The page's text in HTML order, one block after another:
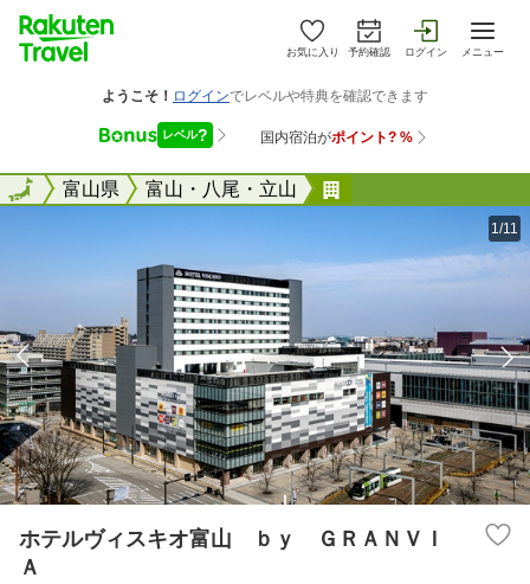
お気に入り 予約確認 ログイン メニュー
全国富山県 富山・八尾・立山
全国
1/11
ホテルヴィスキオ富山 ｂｙ ＧＲＡＮＶＩ
Ａ